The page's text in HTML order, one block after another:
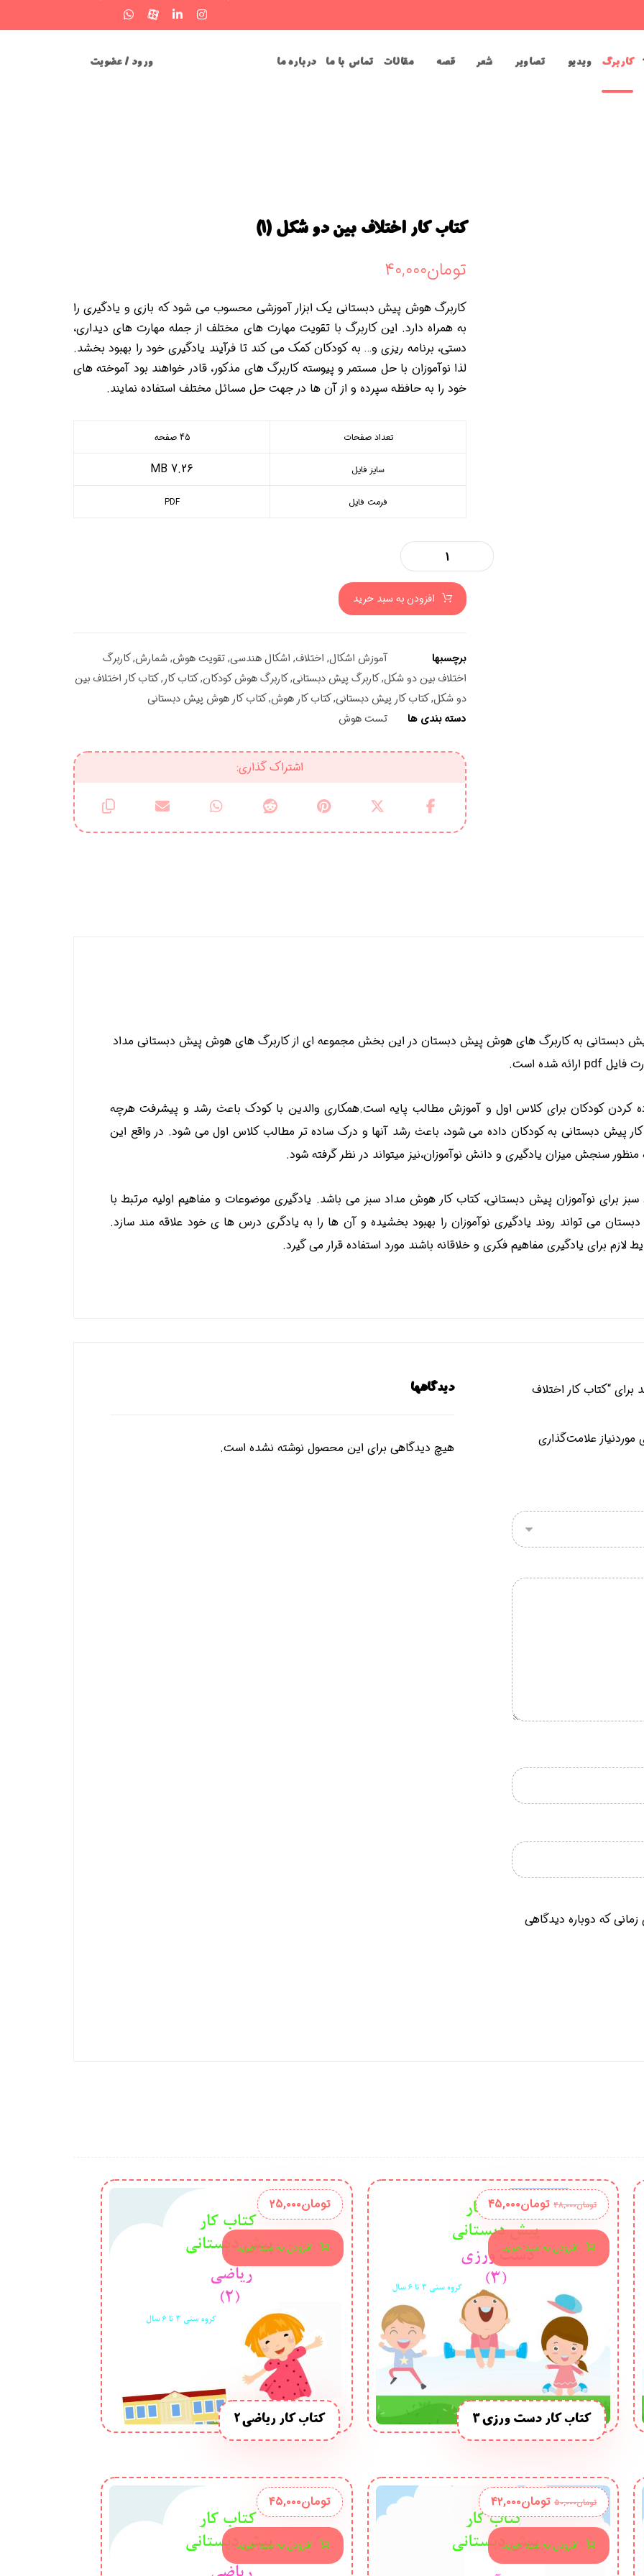
کاربرگ ویدیو تصاویر شعر قصه مقالات تماس با ما درباره ما ورود / عضویت
کتاب کار اختلاف بین دو شکل (1)
تومان۴۰,۰۰۰
کاربرگ هوش پیش دبستانی یک ابزار آموزشی محسوب می شود که بازی و یادگیری را
به همراه دارد. این کاربرگ با تقویت مهارت های مختلف از جمله مهارت های دیداری،
دستی، برنامه ریزی و… به کودکان کمک می کند تا فرآیند یادگیری خود را بهبود بخشد.
لذا نوآموزان با حل مستمر و پیوسته کاربرگ های مذکور، قادر خواهند بود آموخته های
خود را به حافظه سپرده و از آن ها در جهت حل مسائل مختلف استفاده نمایند.
تعداد صفحات 45 صفحه
سایز فایل 7.26 MB
فرمت فایل PDF
افزودن به سبد خرید
برچسبها آموزش اشکال, اختلاف, اشکال هندسی,تقویت هوش,شمارش,کاربرگ
اختلاف بین دو شکل,کاربرگ پیش دبستانی,کاربرگ هوش کودکان,کتاب کار,کتاب کار اختلاف بین
دو شکل,کتاب کار پیش دبستانی,کتاب کار هوش,کتاب کار هوش پیش دبستانی
دسته بندی ها
تست هوش
دبستانی به کاربرگ های هوش پیش دبستان در این بخش مجموعه ای از کاربرگ های هوش پیش دبستانی مداد
کردن کودکان برای کلاس اول و آموزش مطالب پایه است.همکاری والدین با کودک باعث رشد و پیشرفت هرچه
کار پیش دبستانی به کودکان داده می شود، باعث رشد آنها و درک ساده تر مطالب کلاس اول می شود. در واقع این
سنجش میزان یادگیری و دانش نوآموزان،نیز میتواند در نظر گرفته شود.
سبزبرای نوآموزان پیش دبستانی، کتاب کار هوش مداد سبز می باشد. یادگیری موضوعات و مفاهیم اولیه مرتبط با
می تواند روند یادگیری نوآموزان را بهبود بخشیده و آن ها را به یادگری درس ها ی خود علاقه مند سازد.
لازم برای یادگیری مفاهیم فکری و خلاقانه باشند مورد استفاده قرار می گیرد.
دیدگاهها
هیچ دیدگاهی برای این محصول نوشته نشده است.
برای “کتاب کار اختلاف
علامت‌گذاری
که دوباره دیدگاهی
کتاب کار دست ورزی 3
تومان۴۸,۰۰۰ تومان۴۵,۰۰۰
افزودن به سبد خرید
کتاب کار ریاضی 2
تومان۲۵,۰۰۰
افزودن به سبد خرید
تومان۵۰,۰۰۰ تومان۴۲,۰۰۰
افزودن به سبد خرید
تومان۴۵,۰۰۰
افزودن به سبد خرید